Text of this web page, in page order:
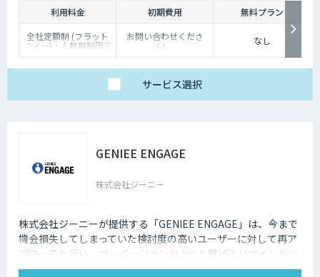
利用料金 初期費用
無料プラン
全社定額制 (フラット
フィー)・人数無制限で
ご利用いただけます。
お問い合わせくださ
い。 なし
サービス選択
GENIEE ENGAGE
株式会社ジーニー
株式会社ジーニーが提供する「GENIEE ENGAGE」は、今まで
機会損失してしまっていた検討度の高いユーザーに対して再ア
プローチを行い、コンバージョン向上へと繋げるリマインドツ
ールです。